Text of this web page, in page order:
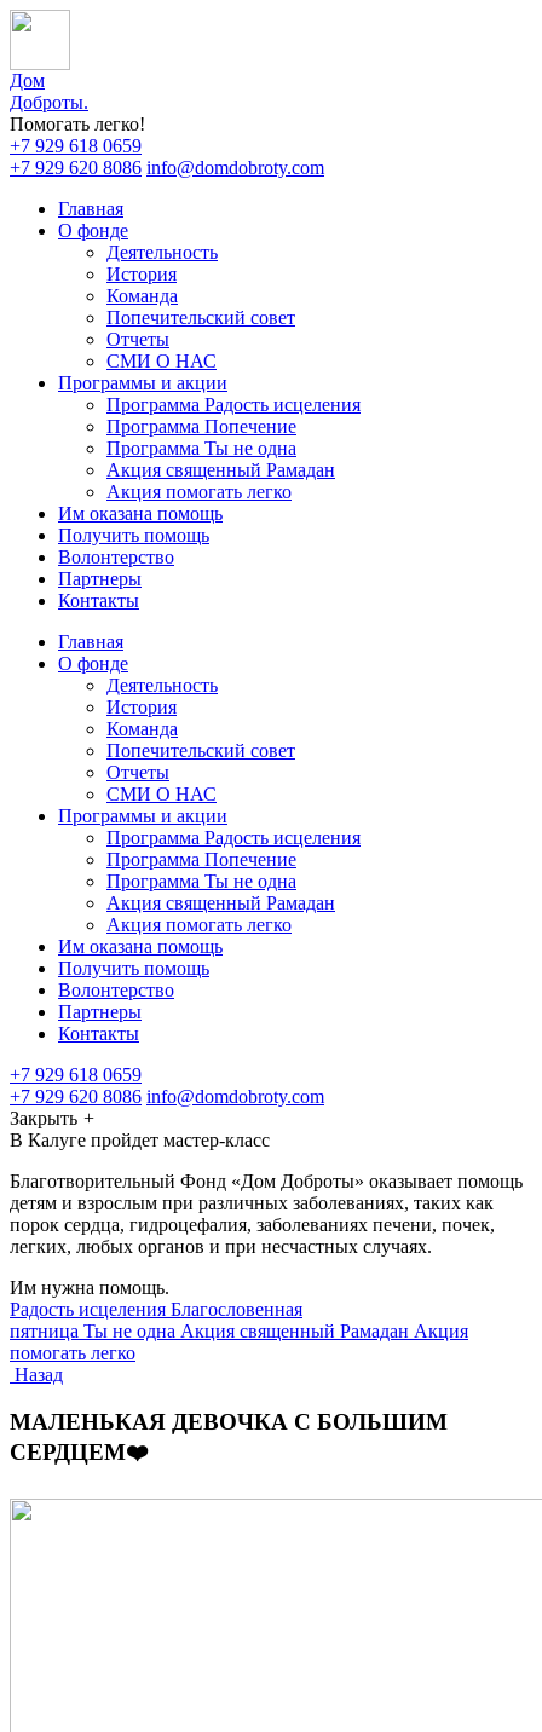
Дом
Доброты.
Помогать легко!
+7 929 618 0659
+7 929 620 8086 info@domdobroty.com
Главная
О фонде
Деятельность
История
Команда
Попечительский совет
Отчеты
СМИ О НАС
Программы и акции
Программа Радость исцеления
Программа Попечение
Программа Ты не одна
Акция священный Рамадан
Акция помогать легко
Им оказана помощь
Получить помощь
Волонтерство
Партнеры
Контакты
Главная
О фонде
Деятельность
История
Команда
Попечительский совет
Отчеты
СМИ О НАС
Программы и акции
Программа Радость исцеления
Программа Попечение
Программа Ты не одна
Акция священный Рамадан
Акция помогать легко
Им оказана помощь
Получить помощь
Волонтерство
Партнеры
Контакты
+7 929 618 0659
+7 929 620 8086 info@domdobroty.com
Закрыть +
В Калуге пройдет мастер-класс
Благотворительный Фонд «Дом Доброты» оказывает помощь
детям и взрослым при различных заболеваниях, таких как
порок сердца, гидроцефалия, заболеваниях печени, почек,
легких, любых органов и при несчастных случаях.
Им нужна помощь.
Радость исцеления Благословенная
пятница Ты не одна Акция священный Рамадан Акция
помогать легко
Назад
МАЛЕНЬКАЯ ДЕВОЧКА С БОЛЬШИМ
СЕРДЦЕМ❤️